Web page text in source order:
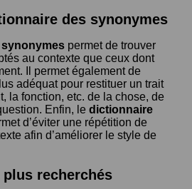
des synonymes
permet de trouver
au contexte que ceux dont
Il permet également de
adéquat pour restituer un trait
la fonction, etc. de la chose, de
Enfin, le dictionnaire
d’éviter une répétition de
afin d’améliorer le style de
recherchés